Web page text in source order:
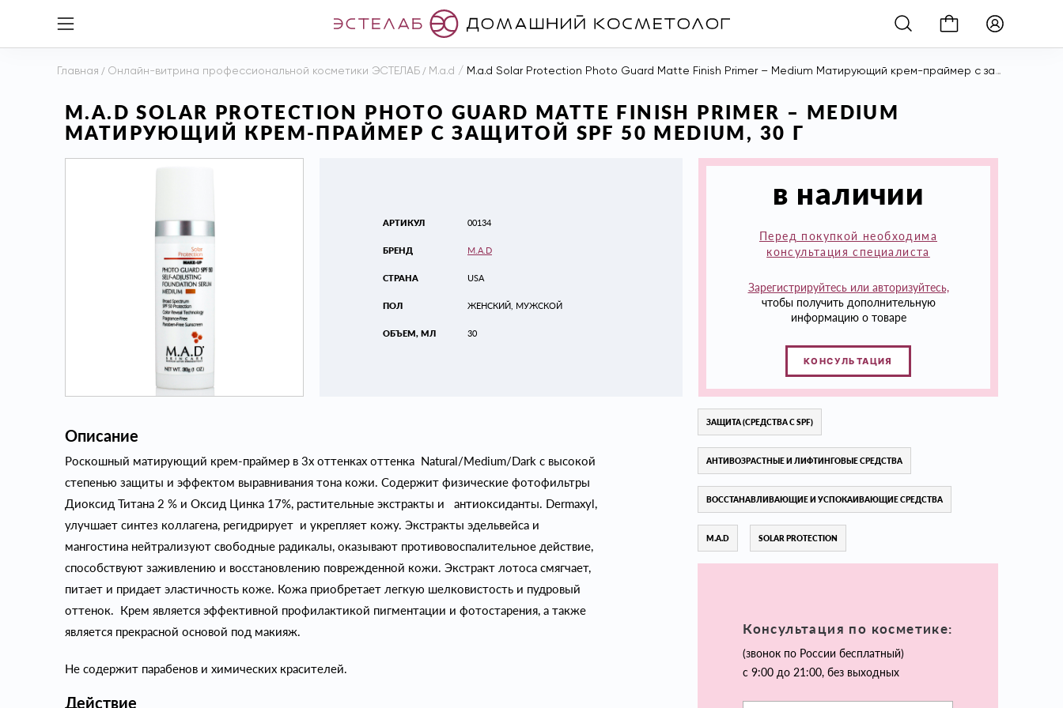
Главная / Онлайн-витрина профессиональной косметики ЭСТЕЛАБ / M.a.d / M.a.d Solar Protection Photo Guard Matte Finish Primer – Medium Матирующий крем-праймер с защитой Spf 50 Medium, 30 г
M.A.D SOLAR PROTECTION PHOTO GUARD MATTE FINISH PRIMER – MEDIUM
МАТИРУЮЩИЙ КРЕМ-ПРАЙМЕР С ЗАЩИТОЙ SPF 50 MEDIUM, 30 Г
АРТИКУЛ
БРЕНД
СТРАНА
ПОЛ
ОБЪЕМ, МЛ
00134
M.A.D
USA
ЖЕНСКИЙ, МУЖСКОЙ
30
в наличии
Перед покупкой необходима
консультация специалиста
Зарегистрируйтесь или авторизуйтесь,
чтобы получить дополнительную
информацию о товаре
КОНСУЛЬТАЦИЯ
Описание
Роскошный матирующий крем-праймер в 3х оттенках оттенка Natural/Medium/Dark с высокой
степенью защиты и эффектом выравнивания тона кожи. Содержит физические фотофильтры
Диоксид Титана 2 % и Оксид Цинка 17%, растительные экстракты и антиоксиданты. Dermaxyl,
улучшает синтез коллагена, регидрирует и укрепляет кожу. Экстракты эдельвейса и
мангостина нейтрализуют свободные радикалы, оказывают противовоспалительное действие,
способствуют заживлению и восстановлению поврежденной кожи. Экстракт лотоса смягчает,
питает и придает эластичность коже. Кожа приобретает легкую шелковистость и пудровый
оттенок. Крем является эффективной профилактикой пигментации и фотостарения, а также
является прекрасной основой под макияж.
Не содержит парабенов и химических красителей.
Действие
ЗАЩИТА (СРЕДСТВА С SPF)
АНТИВОЗРАСТНЫЕ И ЛИФТИНГОВЫЕ СРЕДСТВА
ВОССТАНАВЛИВАЮЩИЕ И УСПОКАИВАЮЩИЕ СРЕДСТВА
M.A.D SOLAR PROTECTION
Консультация по косметике:
(звонок по России бесплатный)
с 9:00 до 21:00, без выходных